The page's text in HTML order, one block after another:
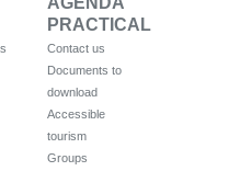
PRACTICAL
Contact us
Documents to
download
Accessible
tourism
Groups